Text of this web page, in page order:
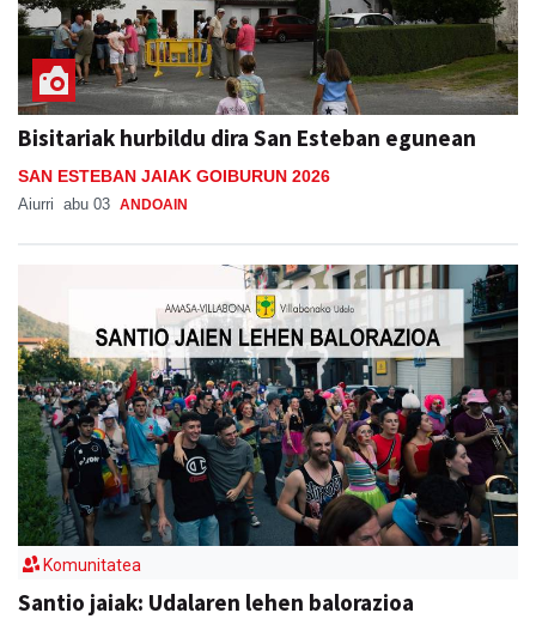
Bisitariak hurbildu dira San Esteban egunean
SAN ESTEBAN JAIAK GOIBURUN 2026
Aiurri abu 03 ANDOAIN
Komunitatea
Santio jaiak: Udalaren lehen balorazioa